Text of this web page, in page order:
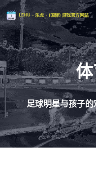
足球明星与孩子